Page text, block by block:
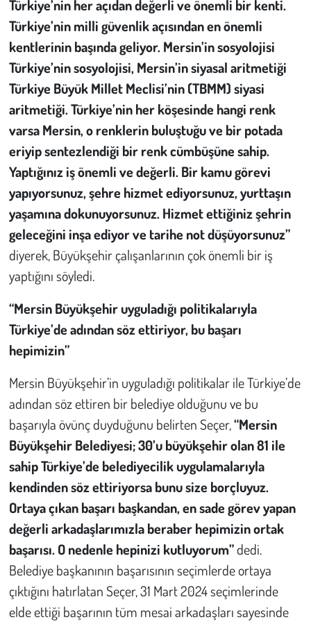
Türkiye’nin her açıdan değerli ve önemli bir kenti.
Türkiye’nin milli güvenlik açısından en önemli
kentlerinin başında geliyor. Mersin’in sosyolojisi
Türkiye’nin sosyolojisi, Mersin’in siyasal aritmetiği
Türkiye Büyük Millet Meclisi’nin (TBMM) siyasi
aritmetiği. Türkiye’nin her köşesinde hangi renk
varsa Mersin, o renklerin buluştuğu ve bir potada
eriyip sentezlendiği bir renk cümbüşüne sahip.
Yaptığınız iş önemli ve değerli. Bir kamu görevi
yapıyorsunuz, şehre hizmet ediyorsunuz, yurttaşın
yaşamına dokunuyorsunuz. Hizmet ettiğiniz şehrin
geleceğini inşa ediyor ve tarihe not düşüyorsunuz”
diyerek, Büyükşehir çalışanlarının çok önemli bir iş
yaptığını söyledi.
“Mersin Büyükşehir uyguladığı politikalarıyla
Türkiye’de adından söz ettiriyor, bu başarı
hepimizin”
Mersin Büyükşehir’in uyguladığı politikalar ile Türkiye’de
adından söz ettiren bir belediye olduğunu ve bu
başarıyla övünç duyduğunu belirten Seçer,“Mersin
Büyükşehir Belediyesi; 30’u büyükşehir olan 81 ile
sahip Türkiye’de belediyecilik uygulamalarıyla
kendinden söz ettiriyorsa bunu size borçluyuz.
Ortaya çıkan başarı başkandan, en sade görev yapan
değerli arkadaşlarımızla beraber hepimizin ortak
başarısı. O nedenle hepinizi kutluyorum”dedi.
Belediye başkanının başarısının seçimlerde ortaya
çıktığını hatırlatan Seçer, 31 Mart 2024 seçimlerinde
elde ettiği başarının tüm mesai arkadaşları sayesinde